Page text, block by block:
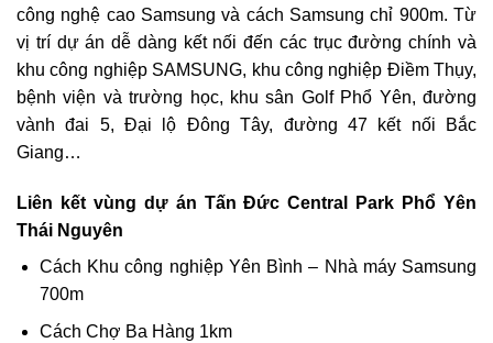
công nghệ cao Samsung và cách Samsung chỉ 900m. Từ
vị trí dự án dễ dàng kết nối đến các trục đường chính và
khu công nghiệp SAMSUNG, khu công nghiệp Điềm Thụy,
bệnh viện và trường học, khu sân Golf Phổ Yên, đường
vành đai 5, Đại lộ Đông Tây, đường 47 kết nối Bắc
Giang…
Liên kết vùng dự án Tấn Đức Central Park Phổ Yên
Thái Nguyên
Cách Khu công nghiệp Yên Bình – Nhà máy Samsung
700m
Cách Chợ Ba Hàng 1km